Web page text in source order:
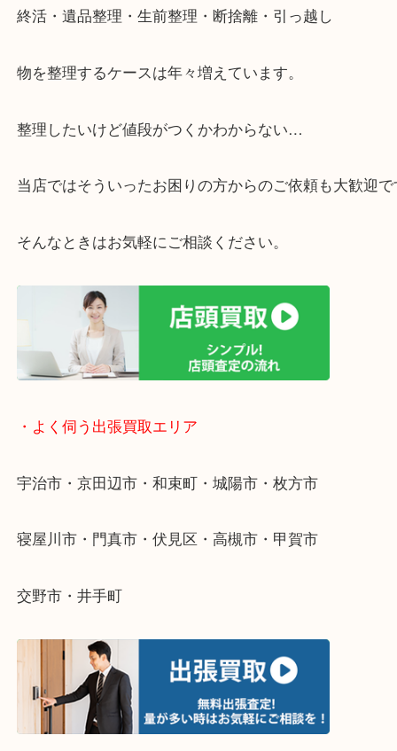
遅い時間しか家にいない方・商品点数が多い方には
・ご相談はお気軽に
終活・遺品整理・生前整理・断捨離・引っ越し
物を整理するケースは年々増えています。
整理したいけど値段がつくかわからない…
当店ではそういったお困りの方からのご依頼も大歓
そんなときはお気軽にご相談ください。
・よく伺う出張買取エリア